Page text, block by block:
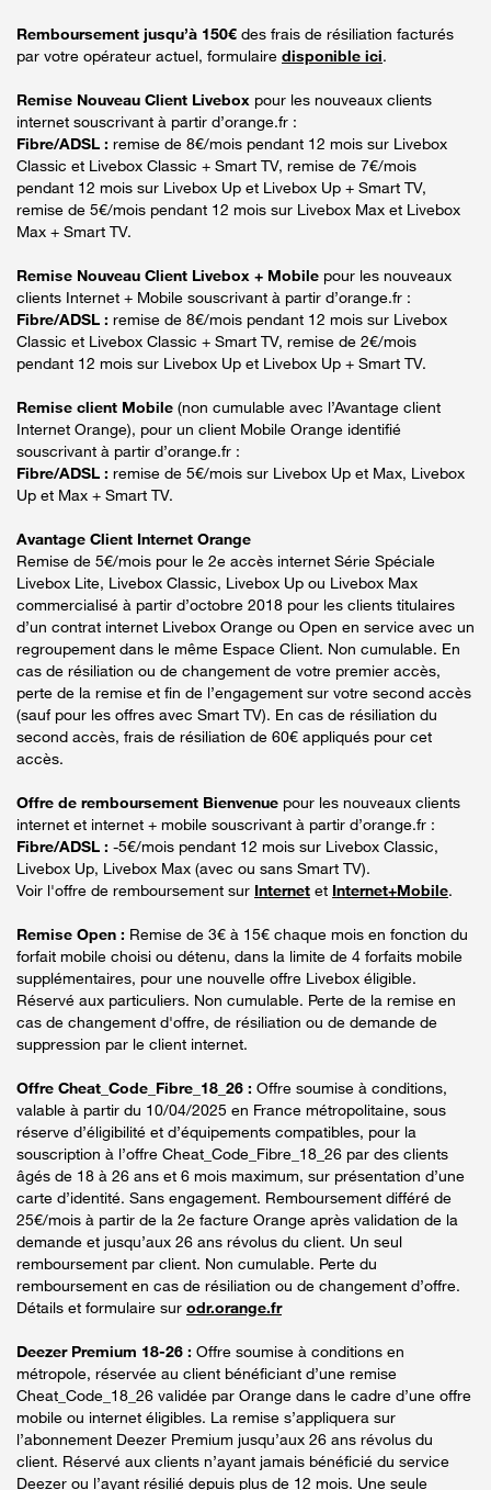
Remboursement jusqu’à 150€ des frais de résiliation facturés
par votre opérateur actuel, formulaire disponible ici.
Remise Nouveau Client Livebox pour les nouveaux clients
internet souscrivant à partir d’orange.fr :
Fibre/ADSL : remise de 8€/mois pendant 12 mois sur Livebox
Classic et Livebox Classic + Smart TV, remise de 7€/mois
pendant 12 mois sur Livebox Up et Livebox Up + Smart TV,
remise de 5€/mois pendant 12 mois sur Livebox Max et Livebox
Max + Smart TV.
Remise Nouveau Client Livebox + Mobile pour les nouveaux
clients Internet + Mobile souscrivant à partir d’orange.fr :
Fibre/ADSL : remise de 8€/mois pendant 12 mois sur Livebox
Classic et Livebox Classic + Smart TV, remise de 2€/mois
pendant 12 mois sur Livebox Up et Livebox Up + Smart TV.
Remise client Mobile (non cumulable avec l’Avantage client
Internet Orange), pour un client Mobile Orange identifié
souscrivant à partir d’orange.fr :
Fibre/ADSL : remise de 5€/mois sur Livebox Up et Max, Livebox
Up et Max + Smart TV.
Avantage Client Internet Orange
Remise de 5€/mois pour le 2e accès internet Série Spéciale
Livebox Lite, Livebox Classic, Livebox Up ou Livebox Max
commercialisé à partir d’octobre 2018 pour les clients titulaires
d’un contrat internet Livebox Orange ou Open en service avec un
regroupement dans le même Espace Client. Non cumulable. En
cas de résiliation ou de changement de votre premier accès,
perte de la remise et fin de l’engagement sur votre second accès
(sauf pour les offres avec Smart TV). En cas de résiliation du
second accès, frais de résiliation de 60€ appliqués pour cet
accès.
Offre de remboursement Bienvenue pour les nouveaux clients
internet et internet + mobile souscrivant à partir d’orange.fr :
Fibre/ADSL : -5€/mois pendant 12 mois sur Livebox Classic,
Livebox Up, Livebox Max (avec ou sans Smart TV).
Voir l'offre de remboursement sur Internet et Internet+Mobile.
Remise Open : Remise de 3€ à 15€ chaque mois en fonction du
forfait mobile choisi ou détenu, dans la limite de 4 forfaits mobile
supplémentaires, pour une nouvelle offre Livebox éligible.
Réservé aux particuliers. Non cumulable. Perte de la remise en
cas de changement d'offre, de résiliation ou de demande de
suppression par le client internet.
Offre Cheat_Code_Fibre_18_26 : Offre soumise à conditions,
valable à partir du 10/04/2025 en France métropolitaine, sous
réserve d’éligibilité et d’équipements compatibles, pour la
souscription à l’offre Cheat_Code_Fibre_18_26 par des clients
âgés de 18 à 26 ans et 6 mois maximum, sur présentation d’une
carte d’identité. Sans engagement. Remboursement différé de
25€/mois à partir de la 2e facture Orange après validation de la
demande et jusqu’aux 26 ans révolus du client. Un seul
remboursement par client. Non cumulable. Perte du
remboursement en cas de résiliation ou de changement d’offre.
Détails et formulaire sur odr.orange.fr
Deezer Premium 18-26 : Offre soumise à conditions en
métropole, réservée au client bénéficiant d’une remise
Cheat_Code_18_26 validée par Orange dans le cadre d’une offre
mobile ou internet éligibles. La remise s’appliquera sur
l’abonnement Deezer Premium jusqu’aux 26 ans révolus du
client. Réservé aux clients n’ayant jamais bénéficié du service
Deezer ou l’ayant résilié depuis plus de 12 mois. Une seule